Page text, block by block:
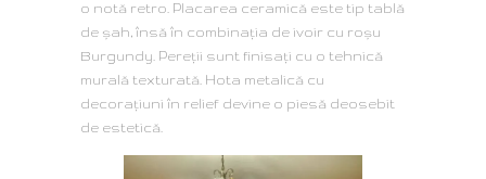
o notă retro. Placarea ceramică este tip tablă
de șah, însă în combinația de ivoir cu roșu
Burgundy. Pereții sunt finisați cu o tehnică
murală texturată. Hota metalică cu
decorațiuni în relief devine o piesă deosebit
de estetică.